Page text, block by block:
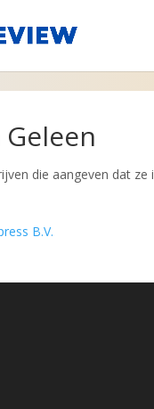
die aangeven dat ze
B.V.